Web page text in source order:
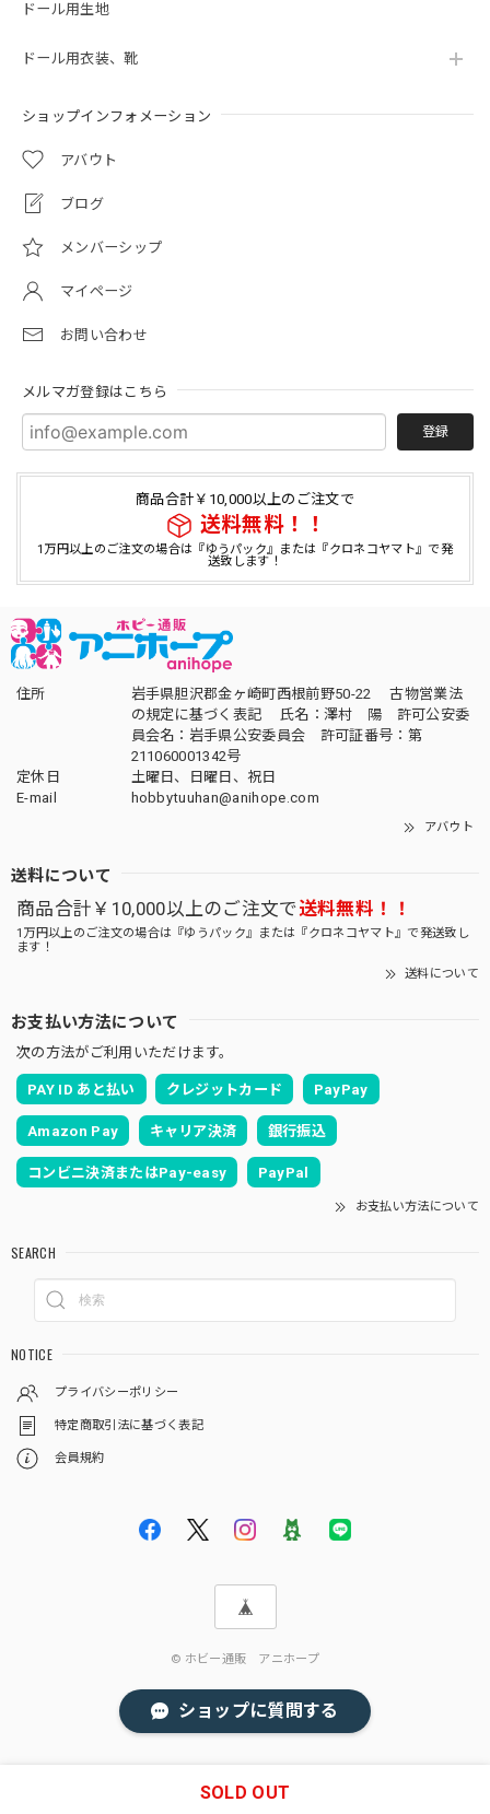
ドール用生地
ドール用衣装、靴
ショップインフォメーション
アバウト
ブログ
メンバーシップ
マイページ
お問い合わせ
メルマガ登録はこちら
登録
商品合計￥10,000以上のご注文で
送料無料！！
1万円以上のご注文の場合は『ゆうパック』または『クロネコヤマト』で発
送致します！
住所
岩手県胆沢郡金ヶ崎町西根前野50-22 古物営業法
の規定に基づく表記 氏名：澤村 陽 許可公安委
員会名：岩手県公安委員会 許可証番号：第
211060001342号
定休日
土曜日、日曜日、祝日
E-mail
hobbytuuhan@anihope.com
アバウト
送料について
商品合計￥10,000以上のご注文で送料無料！！
1万円以上のご注文の場合は『ゆうパック』または『クロネコヤマト』で発送致し
ます！
送料について
お支払い方法について
次の方法がご利用いただけます。
PAY ID あと払い クレジットカード PayPay
Amazon Pay キャリア決済 銀行振込
コンビニ決済またはPay-easy PayPal
お支払い方法について
SEARCH
NOTICE
プライバシーポリシー
特定商取引法に基づく表記
会員規約
© ホビー通販 アニホープ
SOLD OUT
ショップに質問する